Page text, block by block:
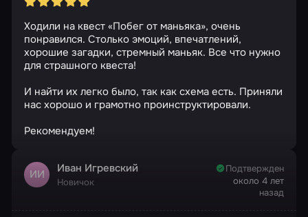
Ходили на квест «Побег от маньяка», очень
понравился. Столько эмоций, впечатлений,
хорошие загадки, стремный маньяк. Все что нужно
для страшного квеста!
И найти их легко было, так как схема есть. Приняли
нас хорошо и грамотно проинструктировали.
Рекомендуем!
ИИ Иван Игревский
Новичок
Подтвержден
около 4 лет
назад